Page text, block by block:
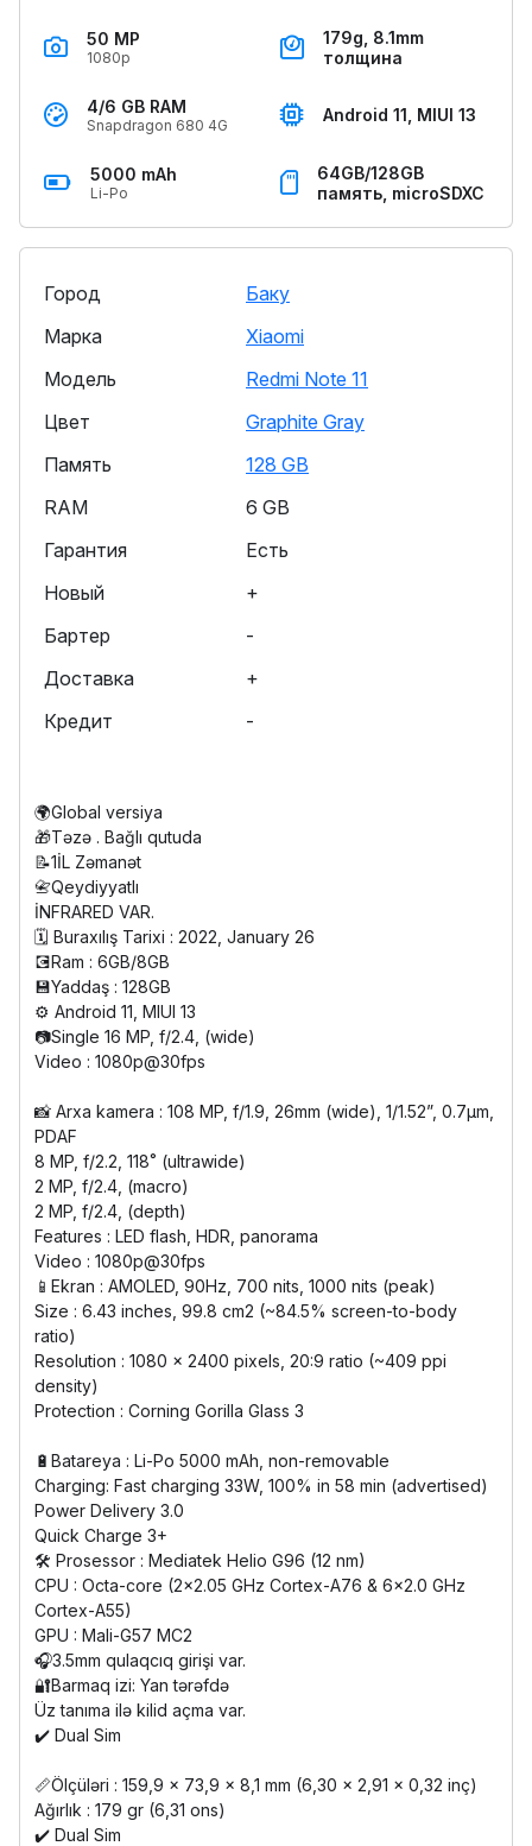
50 MP
1080p
179g, 8.1mm
толщина
4/6 GB RAM
Snapdragon 680 4G Android 11, MIUI 13
5000 mAh
Li-Po
64GB/128GB
память, microSDXC
Город
Баку
Марка
Xiaomi
Модель
Redmi Note 11
Цвет
Graphite Gray
Память
128 GB
RAM
6 GB
Гарантия
Есть
Новый
+
Бартер
-
Доставка
+
Кредит
-
🌍Global versiya
🎁Təzə . Bağlı qutuda
📝1İL Zəmanət
📇Qeydiyyatlı
İNFRARED VAR.
🗓️ Buraxılış Tarixi : 2022, January 26
💽Ram : 6GB/8GB
💾Yaddaş : 128GB
⚙️ Android 11, MIUI 13
📷Single 16 MP, f/2.4, (wide)
Video : 1080p@30fps
📸 Arxa kamera : 108 MP, f/1.9, 26mm (wide), 1/1.52”, 0.7µm,
PDAF
8 MP, f/2.2, 118˚ (ultrawide)
2 MP, f/2.4, (macro)
2 MP, f/2.4, (depth)
Features : LED flash, HDR, panorama
Video : 1080p@30fps
📱Ekran : AMOLED, 90Hz, 700 nits, 1000 nits (peak)
Size : 6.43 inches, 99.8 cm2 (~84.5% screen-to-body
ratio)
Resolution : 1080 x 2400 pixels, 20:9 ratio (~409 ppi
density)
Protection : Corning Gorilla Glass 3
🔋Batareya : Li-Po 5000 mAh, non-removable
Charging: Fast charging 33W, 100% in 58 min (advertised)
Power Delivery 3.0
Quick Charge 3+
🛠️ Prosessor : Mediatek Helio G96 (12 nm)
CPU : Octa-core (2x2.05 GHz Cortex-A76 & 6x2.0 GHz
Cortex-A55)
GPU : Mali-G57 MC2
🎧3.5mm qulaqcıq girişi var.
🔐Barmaq izi: Yan tərəfdə
Üz tanıma ilə kilid açma var.
✔️ Dual Sim
📏Ölçüləri : 159,9 x 73,9 x 8,1 mm (6,30 x 2,91 x 0,32 inç)
Ağırlık : 179 gr (6,31 ons)
✔️ Dual Sim